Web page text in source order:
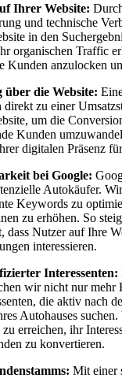
Ihrer Website:
und technische
in den
organischen Traffic
Kunden anzulocken
über die Website:
direkt zu einer
um die
Kunden
digitalen Präsenz
bei Google:
Autokäufer.
Keywords zu
zu erhöhen. So
dass Nutzer auf Ihre
interessieren.
Interessenten:
wir nicht nur mehr
die aktiv nach
Autohauses
zu erreichen, ihr
zu konvertieren.
Mit einer